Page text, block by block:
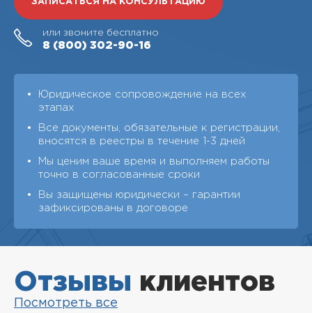
ЗАПИСАТЬСЯ НА КОНСУЛЬТАЦИЮ
или звоните бесплатно
8 (800) 302-90-16
Юридическое сопровождение на всех
этапах
Все документы, обязательные к регистрации,
вносятся в реестры в течение 1-3 дней
Мы ценим ваше время и выполняем работы
точно в согласованные сроки
Вы защищены юридически – гарантии
зафиксированы в договоре
Отзывы клиентов
Посмотреть все